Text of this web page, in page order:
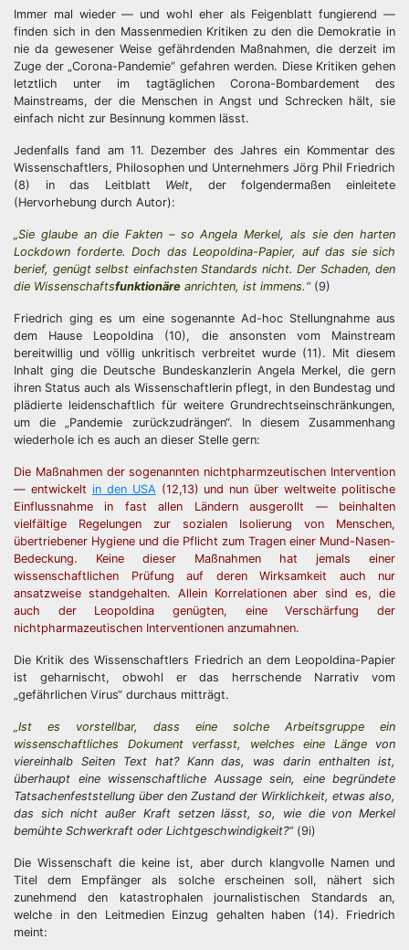
Immer mal wieder — und wohl eher als Feigenblatt fungierend —
finden sich in den Massenmedien Kritiken zu den die Demokratie in
nie da gewesener Weise gefährdenden Maßnahmen, die derzeit im
Zuge der „Corona-Pandemie“ gefahren werden. Diese Kritiken gehen
letztlich unter im tagtäglichen Corona-Bombardement des
Mainstreams, der die Menschen in Angst und Schrecken hält, sie
einfach nicht zur Besinnung kommen lässt.
Jedenfalls fand am 11. Dezember des Jahres ein Kommentar des
Wissenschaftlers, Philosophen und Unternehmers Jörg Phil Friedrich
(8) in das Leitblatt Welt, der folgendermaßen einleitete
(Hervorhebung durch Autor):
„Sie glaube an die Fakten – so Angela Merkel, als sie den harten
Lockdown forderte. Doch das Leopoldina-Papier, auf das sie sich
berief, genügt selbst einfachsten Standards nicht. Der Schaden, den
die Wissenschaftsfunktionäre anrichten, ist immens.“(9)
Friedrich ging es um eine sogenannte Ad-hoc Stellungnahme aus
dem Hause Leopoldina (10), die ansonsten vom Mainstream
bereitwillig und völlig unkritisch verbreitet wurde (11). Mit diesem
Inhalt ging die Deutsche Bundeskanzlerin Angela Merkel, die gern
ihren Status auch als Wissenschaftlerin pflegt, in den Bundestag und
plädierte leidenschaftlich für weitere Grundrechtseinschränkungen,
um die „Pandemie zurückzudrängen“. In diesem Zusammenhang
wiederhole ich es auch an dieser Stelle gern:
Die Maßnahmen der sogenannten nichtpharmzeutischen Intervention
— entwickelt in den USA(12,13) und nun über weltweite politische
Einflussnahme in fast allen Ländern ausgerollt — beinhalten
vielfältige Regelungen zur sozialen Isolierung von Menschen,
übertriebener Hygiene und die Pflicht zum Tragen einer Mund-Nasen-
Bedeckung. Keine dieser Maßnahmen hat jemals einer
wissenschaftlichen Prüfung auf deren Wirksamkeit auch nur
ansatzweise standgehalten. Allein Korrelationen aber sind es, die
auch der Leopoldina genügten, eine Verschärfung der
nichtpharmazeutischen Interventionen anzumahnen.
Die Kritik des Wissenschaftlers Friedrich an dem Leopoldina-Papier
ist geharnischt, obwohl er das herrschende Narrativ vom
„gefährlichen Virus“ durchaus mitträgt.
„Ist es vorstellbar, dass eine solche Arbeitsgruppe ein
wissenschaftliches Dokument verfasst, welches eine Längevon
viereinhalb Seiten Text hat? Kann das, was darin enthalten ist,
überhaupt eine wissenschaftliche Aussage sein, eine begründete
Tatsachenfeststellung über den Zustand der Wirklichkeit, etwas also,
das sich nicht außer Kraft setzen lässt, so, wie die von Merkel
bemühte Schwerkraft oder Lichtgeschwindigkeit?“(9i)
Die Wissenschaft die keine ist, aber durch klangvolle Namen und
Titel dem Empfänger als solche erscheinen soll, nähert sich
zunehmend den katastrophalen journalistischen Standards an,
welche in den Leitmedien Einzug gehalten haben (14). Friedrich
meint: